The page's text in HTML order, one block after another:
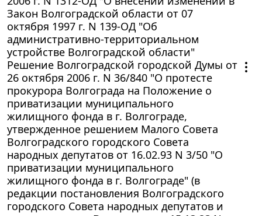
Закон Волгоградской области от 07
октября 1997 г. N 139-ОД "Об
административно-территориальном
устройстве Волгоградской области"
Решение Волгоградской городской Думы от
26 октября 2006 г. N 36/840 "О протесте
прокурора Волгограда на Положение о
приватизации муниципального
жилищного фонда в г. Волгограде,
утвержденное решением Малого Совета
Волгоградского городского Совета
народных депутатов от 16.02.93 N 3/50 "О
приватизации муниципального
жилищного фонда в г. Волгограде" (в
редакции постановления Волгоградского
городского Совета народных депутатов и